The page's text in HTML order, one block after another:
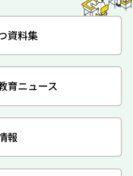
資料集
育ニュース
報